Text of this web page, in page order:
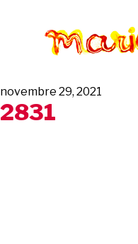
novembre 29, 2021
2831